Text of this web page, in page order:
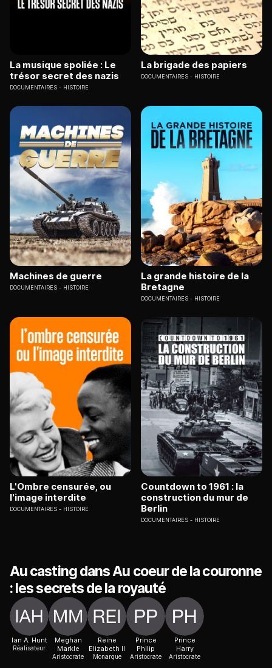
La musique spoliée : Le
trésor secret des nazis
DOCUMENTAIRES HISTOIRE
La brigade des papiers
DOCUMENTAIRES HISTOIRE
Machines de guerre
DOCUMENTAIRES HISTOIRE
La grande histoire de la
Bretagne
DOCUMENTAIRES HISTOIRE
L'Ombre censurée, ou
l'image interdite
DOCUMENTAIRES HISTOIRE
Countdown to 1961 : la
construction du mur de
Berlin
DOCUMENTAIRES HISTOIRE
Au casting dans Au coeur de la couronne
: les secrets de la royauté
Ian A. Hunt
Réalisateur
Meghan
Markle
Aristocrate
Reine
Elizabeth II
Monarque
Prince
Philip
Aristocrate
Prince
Harry
Aristocrate